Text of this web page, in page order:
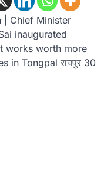
| Chief Minister
inaugurated
works worth more
in Tongpal रायपुर 30